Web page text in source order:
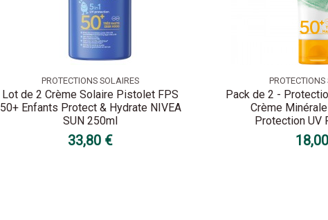
PROTECTIONS SOLAIRES
Lot de 2 Crème Solaire Pistolet FPS
50+ Enfants Protect & Hydrate NIVEA
SUN 250ml
33,80 €
PROTECTIONS
Pack de 2 -
Crème
Protection UV